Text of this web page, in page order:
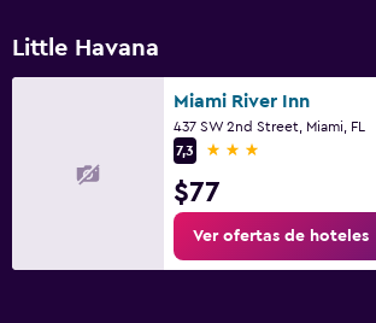
Little Havana
Miami River Inn
437 SW 2nd Street, Miami, FL
7,3
3 estrellas
$77
Ver ofertas de hoteles